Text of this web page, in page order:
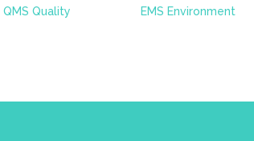
QMS Quality
EMS Environment